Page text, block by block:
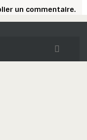
un commentaire.